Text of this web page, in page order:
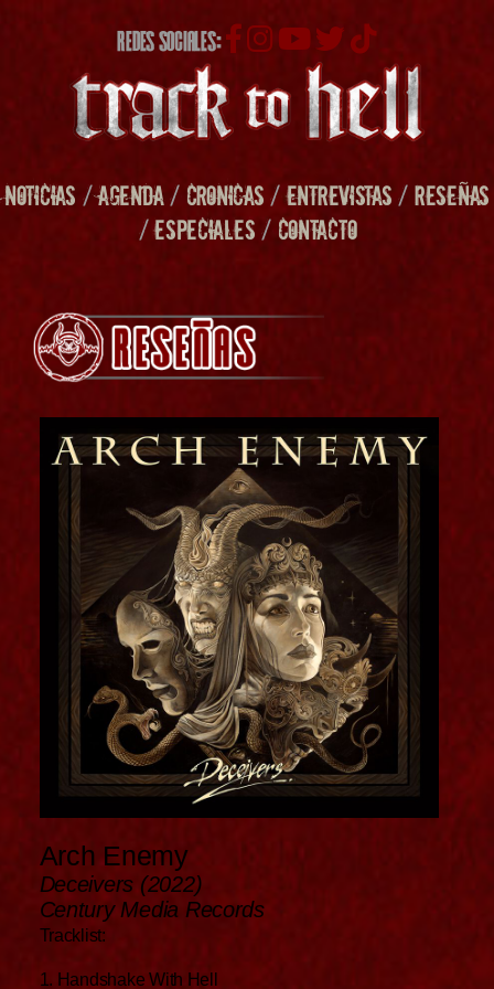
REDES SOCIALES:
NOTICIAS /AGENDA/ CRONICAS/ENTREVISTAS/RESEÑAS
/ESPECIALES/ CONTACTO
Arch Enemy
Deceivers (2022)
Century Media Records
Tracklist:
1. Handshake With Hell